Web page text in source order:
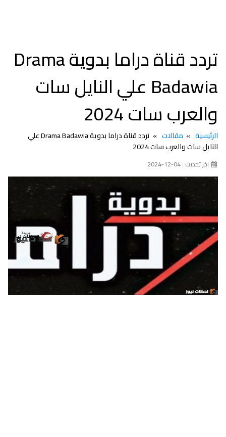
تردد قناة دراما بدوية Drama
Badawia علي النايل سات
والعرب سات 2024
الرئيسية مقالات
تردد قناة دراما بدوية Drama Badawia علي
النايل سات والعرب سات 2024
اخر تحديث : 04-12-2024